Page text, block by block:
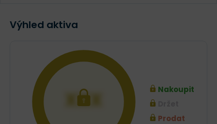
Výhled aktiva
XXX
Nakoupit
Prodat